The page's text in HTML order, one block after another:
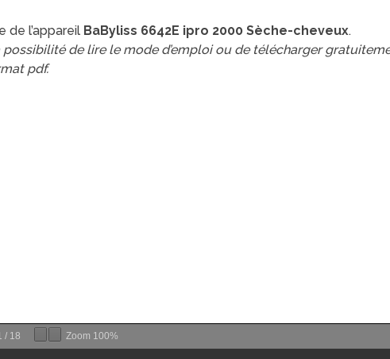
de l’appareil BaByliss 6642E ipro 2000 Sèche-cheveux.
possibilité de lire le mode d’emploi ou de télécharger
pdf.
/ 18 Zoom 100%